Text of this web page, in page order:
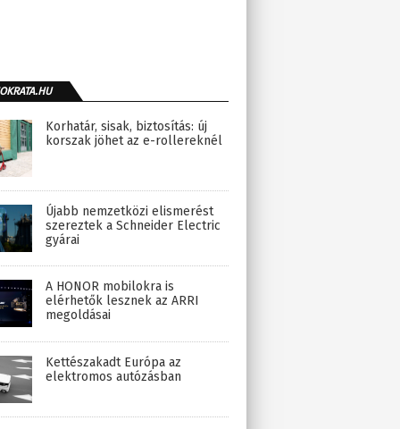
Korhatár, sisak, biztosítás: új
korszak jöhet az e-rollereknél
Újabb nemzetközi elismerést
szereztek a Schneider Electric
gyárai
A HONOR mobilokra is
elérhetők lesznek az ARRI
megoldásai
Kettészakadt Európa az
elektromos autózásban